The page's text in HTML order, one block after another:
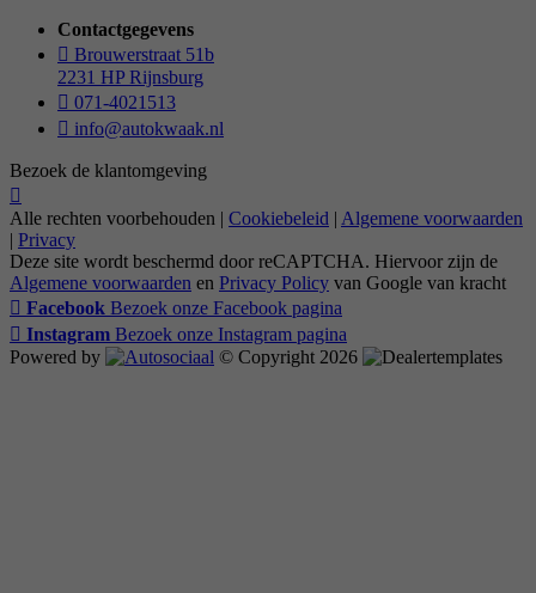
Contactgegevens
Brouwerstraat 51b
2231 HP Rijnsburg
071-4021513
info@autokwaak.nl
Bezoek de klantomgeving
Alle rechten voorbehouden | Cookiebeleid | Algemene voorwaarden
| Privacy
Deze site wordt beschermd door reCAPTCHA. Hiervoor zijn de
Algemene voorwaarden en Privacy Policy van Google van kracht
Facebook Bezoek onze Facebook pagina
Instagram Bezoek onze Instagram pagina
Powered by
© Copyright 2026